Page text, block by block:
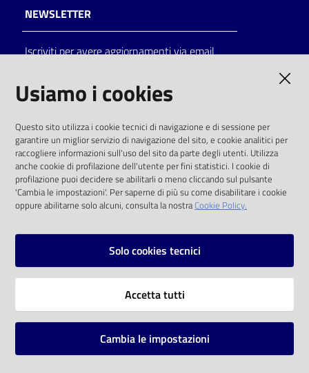
Catalogo
on line
Eventi
Chiedi al
bibliotecario
NEWSLETTER
Iscriviti per avere aggiornamenti via email
solo alle condizioni previste dalla direttiva
comunitaria 2003/98/CE e dal d.lgs. 36/2006
SOCIAL
Instagram
Vai alla pagina
Mappa del sito
Usiamo i cookies
Questo sito utilizza i cookie tecnici di navigazione e di sessione per
garantire un miglior servizio di navigazione del sito, e cookie analitici per
raccogliere informazioni sull'uso del sito da parte degli utenti. Utilizza
anche cookie di profilazione dell'utente per fini statistici. I cookie di
profilazione puoi decidere se abilitarli o meno cliccando sul pulsante
'Cambia le impostazioni'. Per saperne di più su come disabilitare i cookie
oppure abilitarne solo alcuni, consulta la nostraCookie Policy.
Solo cookies tecnici
Accetta tutti
Cambia le impostazioni